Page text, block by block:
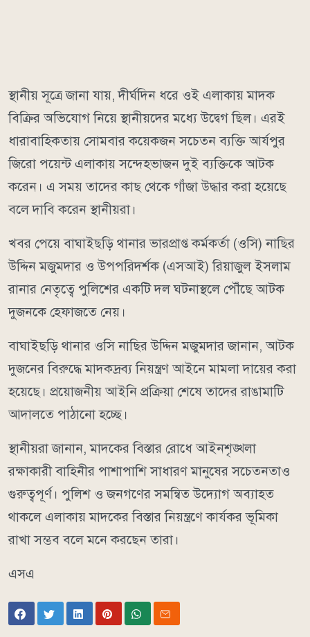
স্থানীয় সূত্রে জানা যায়, দীর্ঘদিন ধরে ওই এলাকায় মাদক
বিক্রির অভিযোগ নিয়ে স্থানীয়দের মধ্যে উদ্বেগ ছিল। এরই
ধারাবাহিকতায় সোমবার কয়েকজন সচেতন ব্যক্তি আর্যপুর
জিরো পয়েন্ট এলাকায় সন্দেহভাজন দুই ব্যক্তিকে আটক
করেন। এ সময় তাদের কাছ থেকে গাঁজা উদ্ধার করা হয়েছে
বলে দাবি করেন স্থানীয়রা।
খবর পেয়ে বাঘাইছড়ি থানার ভারপ্রাপ্ত কর্মকর্তা (ওসি) নাছির
উদ্দিন মজুমদার ও উপপরিদর্শক (এসআই) রিয়াজুল ইসলাম
রানার নেতৃত্বে পুলিশের একটি দল ঘটনাস্থলে পৌঁছে আটক
দুজনকে হেফাজতে নেয়।
বাঘাইছড়ি থানার ওসি নাছির উদ্দিন মজুমদার জানান, আটক
দুজনের বিরুদ্ধে মাদকদ্রব্য নিয়ন্ত্রণ আইনে মামলা দায়ের করা
হয়েছে। প্রয়োজনীয় আইনি প্রক্রিয়া শেষে তাদের রাঙামাটি
আদালতে পাঠানো হচ্ছে।
স্থানীয়রা জানান, মাদকের বিস্তার রোধে আইনশৃঙ্খলা
রক্ষাকারী বাহিনীর পাশাপাশি সাধারণ মানুষের সচেতনতাও
গুরুত্বপূর্ণ। পুলিশ ও জনগণের সমন্বিত উদ্যোগ অব্যাহত
থাকলে এলাকায় মাদকের বিস্তার নিয়ন্ত্রণে কার্যকর ভূমিকা
রাখা সম্ভব বলে মনে করছেন তারা।
এসএ